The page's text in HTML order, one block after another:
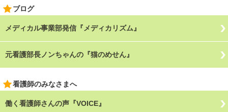
ブログ
メディカル事業部発信『メディカリズム』
元看護部長ノンちゃんの『猫のめせん』
看護師のみなさまへ
働く看護師さんの声『VOICE』